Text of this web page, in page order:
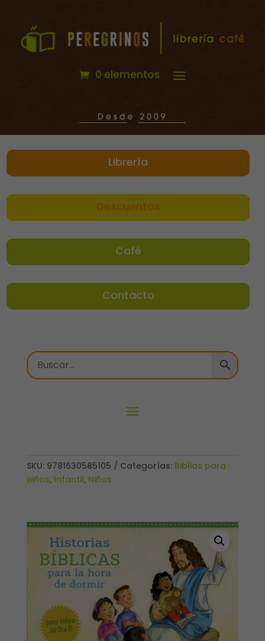
0 elementos
Librería
Descuentos
Café
Contacto
SKU: 9781630585105 Categorías: Biblias para
niños, Infantil, Niños